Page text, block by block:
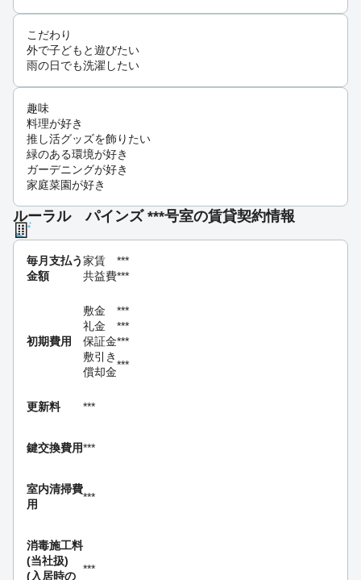
こだわり
外で子どもと遊びたい
雨の日でも洗濯したい
趣味
料理が好き
推し活グッズを飾りたい
緑のある環境が好き
ガーデニングが好き
家庭菜園が好き
ルーラル パインズ ***号室の賃貸契約情報
毎月支払う
金額
家賃
***
共益費***
初期費用
敷金
***
礼金
***
保証金***
敷引き
償却金
***
更新料 ***
鍵交換費用***
室内清掃費
用
***
消毒施工料
(当社扱)
(入居時の
***